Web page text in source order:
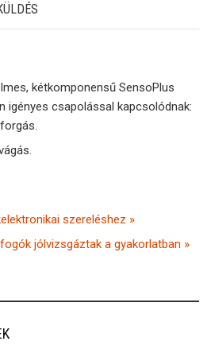
kétkomponensű SensoPlus
igényes csapolással kapcsolódnak:
szereléshez »
jólvizsgáztak a gyakorlatban »